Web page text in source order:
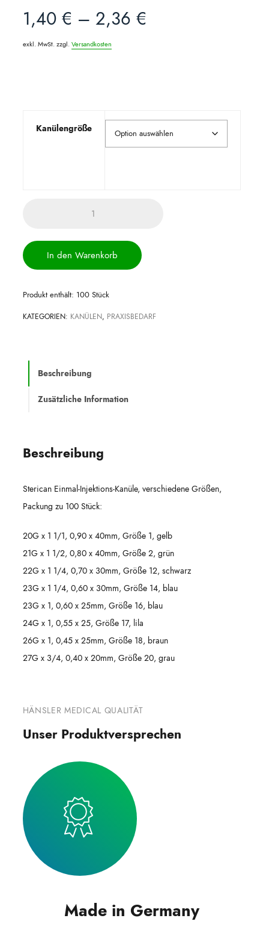
1,40 € – 2,36 €
exkl. MwSt. zzgl. Versandkosten
Kanülengröße
Injektions-
Kanüle
In den Warenkorb
Produkt enthält: 100 Stück
KATEGORIEN: KANÜLEN, PRAXISBEDARF
Beschreibung
Zusätzliche Information
Beschreibung
Sterican Einmal-Injektions-Kanüle, verschiedene Größen,
Packung zu 100 Stück:
20G x 1 1/1, 0,90 x 40mm, Größe 1, gelb
21G x 1 1/2, 0,80 x 40mm, Größe 2, grün
22G x 1 1/4, 0,70 x 30mm, Größe 12, schwarz
23G x 1 1/4, 0,60 x 30mm, Größe 14, blau
23G x 1, 0,60 x 25mm, Größe 16, blau
24G x 1, 0,55 x 25, Größe 17, lila
26G x 1, 0,45 x 25mm, Größe 18, braun
27G x 3/4, 0,40 x 20mm, Größe 20, grau
HÄNSLER MEDICAL QUALITÄT
Unser Produktversprechen
Made in Germany